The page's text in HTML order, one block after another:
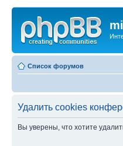
Список форумов
Удалить cookies
Вы уверены, что хотите